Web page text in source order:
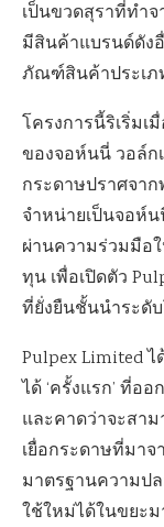
เป็นขวดสุราที่ทำ
มีสินค้าแบรนด์ดัง
ภัณฑ์สินค้าประเภ
โครงการนี้ริเริ่มเ
ของจอห์นนี่ วอล์ก
กระดาษปราศจาก
จำหน่ายเป็นจอห์น
ผ่านความร่วมมือ
ทุน เพื่อเปิดตัว
ที่ยั่งยืนชั้นนำระดั
Pulpex Limited
ได้ ‘ครั้งแรก’ ที่อ
และคาดว่าจะสา
เยื่อกระดาษที่มาจ
มาตรฐานความป
ใช้ใหม่ได้ในขยะ